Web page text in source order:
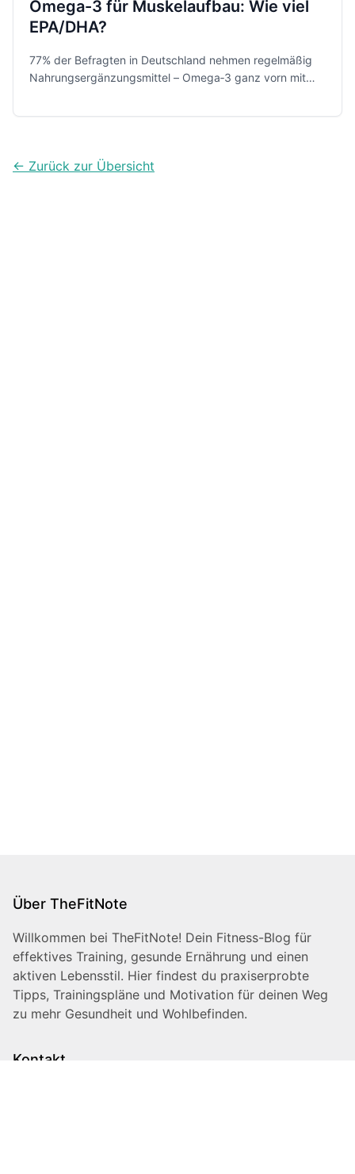
Omega-3 für Muskelaufbau: Wie viel
EPA/DHA?
77% der Befragten in Deutschland nehmen regelmäßig
Nahrungsergänzungsmittel – Omega‑3 ganz vorn mit
← Zurück zur Übersicht
Über TheFitNote
Willkommen bei TheFitNote! Dein Fitness-Blog für
effektives Training, gesunde Ernährung und einen
aktiven Lebensstil. Hier findest du praxiserprobte
Tipps, Trainingspläne und Motivation für deinen Weg
zu mehr Gesundheit und Wohlbefinden.
Kontakt